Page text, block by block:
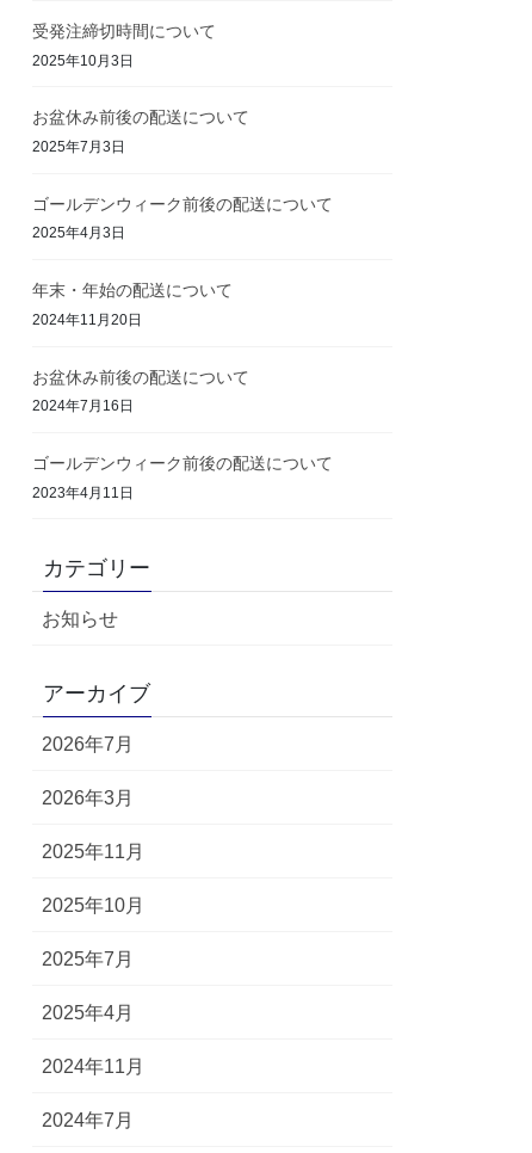
受発注締切時間について
2025年10月3日
お盆休み前後の配送について
2025年7月3日
ゴールデンウィーク前後の配送について
2025年4月3日
年末・年始の配送について
2024年11月20日
お盆休み前後の配送について
2024年7月16日
ゴールデンウィーク前後の配送について
2023年4月11日
カテゴリー
お知らせ
アーカイブ
2026年7月
2026年3月
2025年11月
2025年10月
2025年7月
2025年4月
2024年11月
2024年7月